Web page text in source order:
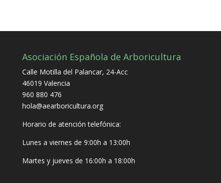
Asociación Española de Arboricultura
Calle Motilla del Palancar, 24-Acc
46019 Valencia
960 880 476
hola@aearboricultura.org
Horario de atención telefónica:
Lunes a viernes de 9:00h a 13:00h
Martes y jueves de 16:00h a 18:00h